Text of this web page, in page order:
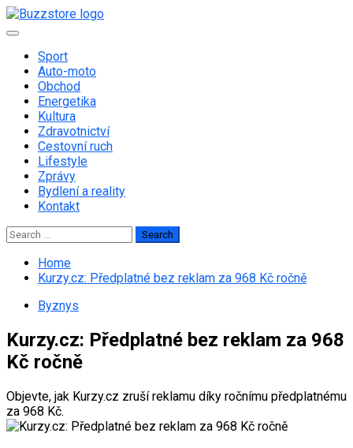
Skip
to
Primary
Sport
Auto-moto
Obchod
Energetika
Kultura
Zdravotnictví
Cestovní ruch
Lifestyle
Zprávy
Bydlení a reality
Kontakt
Search
for:
Home
Kurzy.cz: Předplatné bez reklam za 968 Kč ročně
Byznys
Kurzy.cz: Předplatné bez reklam za 968
Kč ročně
Objevte, jak Kurzy.cz zruší reklamu díky ročnímu předplatnému
za 968 Kč.